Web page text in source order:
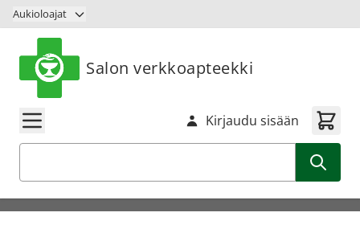
Siirry sisältöön
Aukioloajat
Salon verkkoapteekki
Kirjaudu sisään